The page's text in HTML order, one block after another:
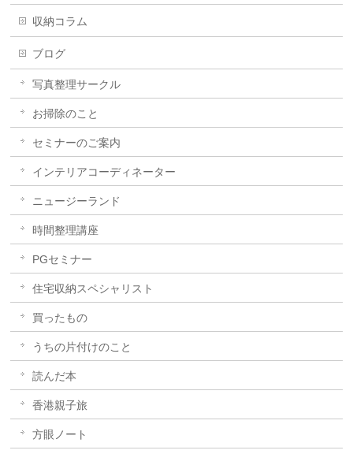
収納コラム
ブログ
写真整理サークル
お掃除のこと
セミナーのご案内
インテリアコーディネーター
ニュージーランド
時間整理講座
PGセミナー
住宅収納スペシャリスト
買ったもの
うちの片付けのこと
読んだ本
香港親子旅
方眼ノート